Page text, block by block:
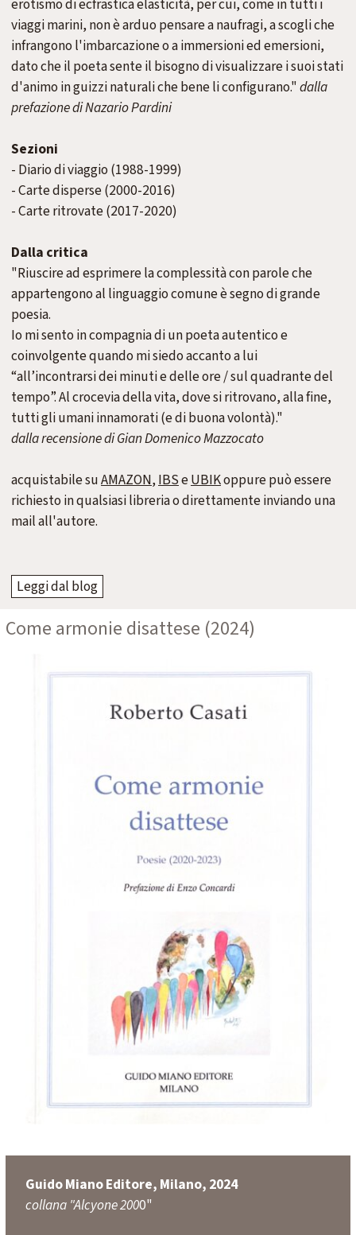
erotismo di ecfrastica elasticità, per cui, come in tutti i
viaggi marini, non è arduo pensare a naufragi, a scogli che
infrangono l'imbarcazione o a immersioni ed emersioni,
dato che il poeta sente il bisogno di visualizzare i suoi stati
d'animo in guizzi naturali che bene li configurano."dalla
prefazione di Nazario Pardini
Sezioni
- Diario di viaggio (1988-1999)
- Carte disperse (2000-2016)
- Carte ritrovate (2017-2020)
Dalla critica
"Riuscire ad esprimere la complessità con parole che
appartengono al linguaggio comune è segno di grande
poesia.
Io mi sento in compagnia di un poeta autentico e
coinvolgente quando mi siedo accanto a lui
“all’incontrarsi dei minuti e delle ore / sul quadrante del
tempo”. Al crocevia della vita, dove si ritrovano, alla fine,
tutti gli umani innamorati (e di buona volontà)."
dalla recensione di Gian Domenico Mazzocato
acquistabile suAMAZON,IBSeUBIKoppure può essere
richiesto in qualsiasi libreria o direttamente inviando una
mail all'autore.
Leggi dal blog
Come armonie disattese (2024)
Guido Miano Editore, Milano, 2024
collana "Alcyone 2000"